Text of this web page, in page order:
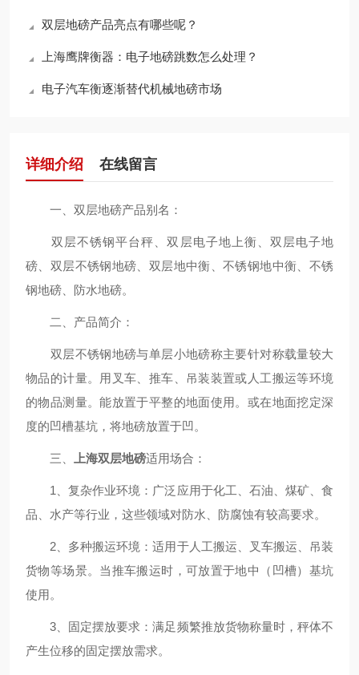
双层地磅产品亮点有哪些呢？
上海鹰牌衡器：电子地磅跳数怎么处理？
电子汽车衡逐渐替代机械地磅市场
详细介绍 在线留言
一、双层地磅产品别名：
双层不锈钢平台秤、双层电子地上衡、双层电子地
磅、双层不锈钢地磅、双层地中衡、不锈钢地中衡、不锈
钢地磅、防水地磅。
二、产品简介：
双层不锈钢地磅与单层小地磅称主要针对称载量较大
物品的计量。用叉车、推车、吊装装置或人工搬运等环境
的物品测量。能放置于平整的地面使用。或在地面挖定深
度的凹槽基坑，将地磅放置于凹。
三、 上海双层地磅适用场合：
1、复杂作业环境：广泛应用于化工、石油、煤矿、食
品、水产等行业，这些领域对防水、防腐蚀有较高要求。
2、多种搬运环境：适用于人工搬运、叉车搬运、吊装
货物等场景。当推车搬运时，可放置于地中（凹槽）基坑
使用。
3、固定摆放要求：满足频繁推放货物称量时，秤体不
产生位移的固定摆放需求。